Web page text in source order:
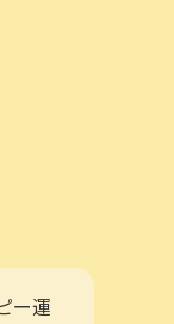
ー運